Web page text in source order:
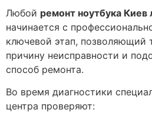
Любой ремонт ноутбука Киев
начинается с
ключевой этап, позволяющий
причину неисправности и
способ ремонта.
Во время диагностики
центра проверяют: